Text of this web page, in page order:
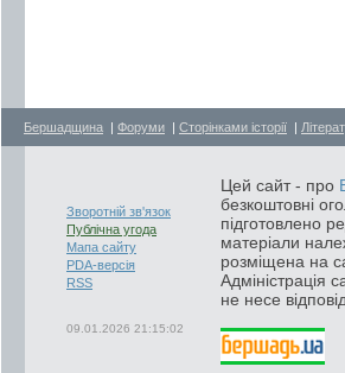
Бершадщина | Форуми | Сторінками історії |
Зворотній зв'язок
Публічна угода
Мапа сайту
PDA-версія
RSS
09.01.2026 21:15:02
Цей сайт - про
безкоштовні
підготовлено
матеріали
розміщена на
Адміністрація
не несе